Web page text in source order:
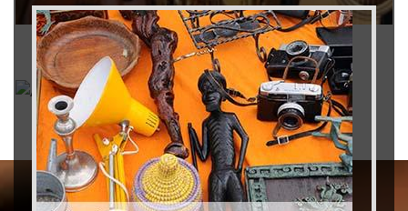
Rachat instrument de musique 79
Achat antiquité 79